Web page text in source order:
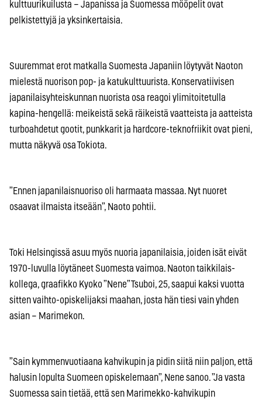
kulttuurikuilusta – Japanissa ja Suomessa mööpelit ovat
pelkistettyjä ja yksinkertaisia.
Suuremmat erot matkalla Suomesta Japaniin löytyvät Naoton
mielestä nuorison pop- ja katukulttuurista. Konservatiivisen
japanilaisyhteiskunnan nuorista osa reagoi ylimitoitetulla
kapina-hengellä: meikeistä sekä räikeistä vaatteista ja aatteista
turboahdetut gootit, punkkarit ja hardcore-teknofriikit ovat pieni,
mutta näkyvä osa Tokiota.
”Ennen japanilaisnuoriso oli harmaata massaa. Nyt nuoret
osaavat ilmaista itseään”, Naoto pohtii.
Toki Helsingissä asuu myös nuoria japanilaisia, joiden isät eivät
1970-luvulla löytäneet Suomesta vaimoa. Naoton taikkilais-
kollega, graafikko Kyoko ”Nene” Tsuboi, 25, saapui kaksi vuotta
sitten vaihto-opiskelijaksi maahan, josta hän tiesi vain yhden
asian – Marimekon.
”Sain kymmenvuotiaana kahvikupin ja pidin siitä niin paljon, että
halusin lopulta Suomeen opiskelemaan”, Nene sanoo. ”Ja vasta
Suomessa sain tietää, että sen Marimekko-kahvikupin